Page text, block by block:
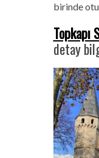
birinde
Topkapı
detay